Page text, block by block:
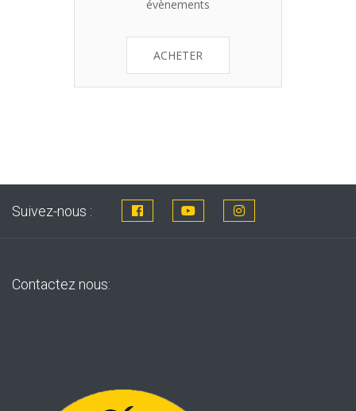
évènements
ACHETER
Suivez-nous :
Contactez nous: